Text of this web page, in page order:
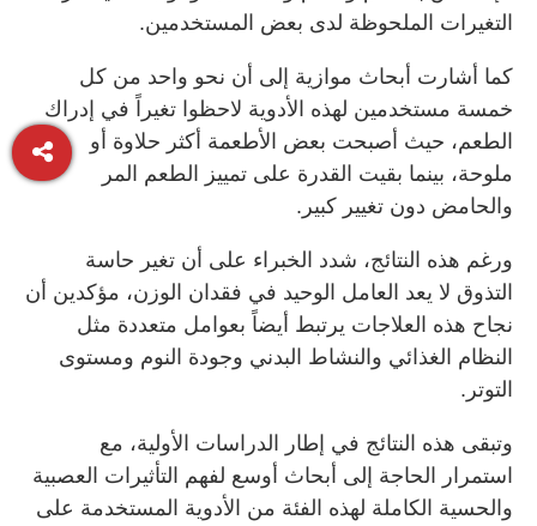
التغيرات الملحوظة لدى بعض المستخدمين.
كما أشارت أبحاث موازية إلى أن نحو واحد من كل
خمسة مستخدمين لهذه الأدوية لاحظوا تغيراً في إدراك
الطعم، حيث أصبحت بعض الأطعمة أكثر حلاوة أو
ملوحة، بينما بقيت القدرة على تمييز الطعم المر
والحامض دون تغيير كبير.
ورغم هذه النتائج، شدد الخبراء على أن تغير حاسة
التذوق لا يعد العامل الوحيد في فقدان الوزن، مؤكدين أن
نجاح هذه العلاجات يرتبط أيضاً بعوامل متعددة مثل
النظام الغذائي والنشاط البدني وجودة النوم ومستوى
التوتر.
وتبقى هذه النتائج في إطار الدراسات الأولية، مع
استمرار الحاجة إلى أبحاث أوسع لفهم التأثيرات العصبية
والحسية الكاملة لهذه الفئة من الأدوية المستخدمة على